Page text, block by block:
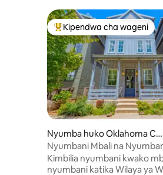
Kipendwa maarufu cha
Kipendwa cha wageni
Nyumba huko Oklahoma Cit
y
Nyumbani Mbali na
la maji moto!
Kimbilia nyumbani kwako
nyumbani katika Wilaya ya